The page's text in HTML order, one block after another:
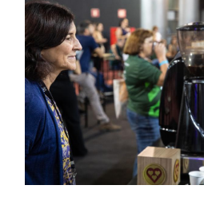
科技 科创
文化 书画
访谈 视频
法律 中央文件
食品 人居